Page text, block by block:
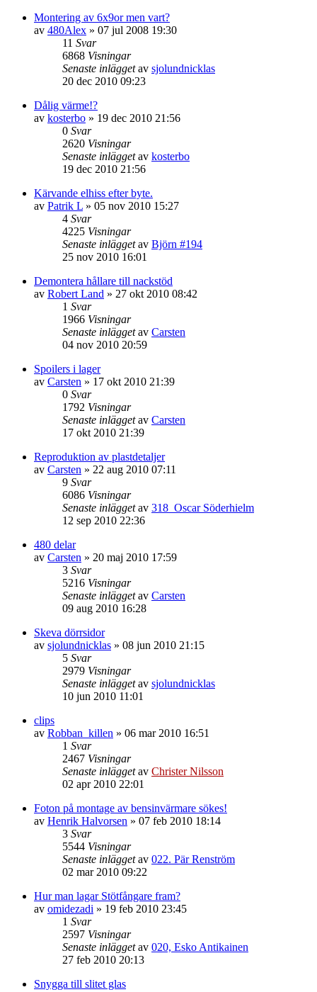
Montering av 6x9or men vart?
av 480Alex » 07 jul 2008 19:30
11 Svar
6868 Visningar
Senaste inläggetav sjolundnicklas
20 dec 2010 09:23
Dålig värme!?
av kosterbo » 19 dec 2010 21:56
0 Svar
2620 Visningar
Senaste inläggetav kosterbo
19 dec 2010 21:56
Kärvande elhiss efter byte.
av Patrik L » 05 nov 2010 15:27
4 Svar
4225 Visningar
Senaste inläggetav Björn #194
25 nov 2010 16:01
Demontera hållare till nackstöd
av Robert Land » 27 okt 2010 08:42
1 Svar
1966 Visningar
Senaste inläggetav Carsten
04 nov 2010 20:59
Spoilers i lager
av Carsten » 17 okt 2010 21:39
0 Svar
1792 Visningar
Senaste inläggetav Carsten
17 okt 2010 21:39
Reproduktion av plastdetaljer
av Carsten » 22 aug 2010 07:11
9 Svar
6086 Visningar
Senaste inläggetav 318_Oscar Söderhielm
12 sep 2010 22:36
480 delar
av Carsten » 20 maj 2010 17:59
3 Svar
5216 Visningar
Senaste inläggetav Carsten
09 aug 2010 16:28
Skeva dörrsidor
av sjolundnicklas » 08 jun 2010 21:15
5 Svar
2979 Visningar
Senaste inläggetav sjolundnicklas
10 jun 2010 11:01
clips
av Robban_killen » 06 mar 2010 16:51
1 Svar
2467 Visningar
Senaste inläggetav Christer Nilsson
02 apr 2010 22:01
Foton på montage av bensinvärmare sökes!
av Henrik Halvorsen » 07 feb 2010 18:14
3 Svar
5544 Visningar
Senaste inläggetav 022. Pär Renström
02 mar 2010 09:22
Hur man lagar Stötfångare fram?
av omidezadi » 19 feb 2010 23:45
1 Svar
2597 Visningar
Senaste inläggetav 020, Esko Antikainen
27 feb 2010 20:13
Snygga till slitet glas